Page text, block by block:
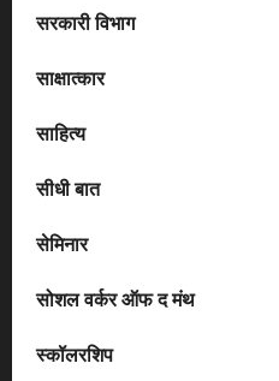
सरकारी विभाग
साक्षात्कार
साहित्य
सीधी बात
सेमिनार
सोशल वर्कर ऑफ द मंथ
स्कॉलरशिप